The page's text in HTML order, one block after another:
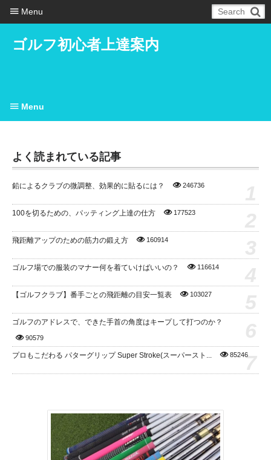
ゴルフ初心者上達案内
よく読まれている記事
鉛によるクラブの微調整、効果的に貼るには？ 246736
100を切るための、パッティング上達の仕方 177523
飛距離アップのための筋力の鍛え方 160914
ゴルフ場での服装のマナー何を着ていけばいいの？ 116614
【ゴルフクラブ】番手ごとの飛距離の目安一覧表 103027
ゴルフのアドレスで、できた手首の角度はキープして打つのか？
90579
プロもこだわる パターグリップ Super Stroke(スーパースト... 85246
7
Menu
Menu